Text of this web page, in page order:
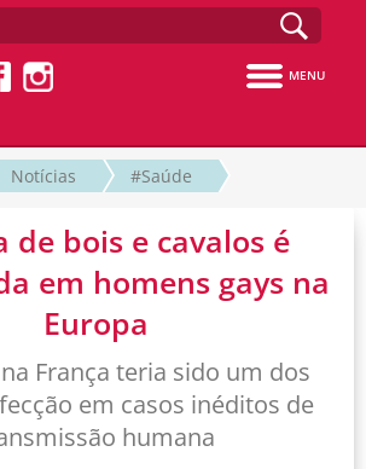
MENU
Notícias #Saúde
de bois e cavalos é
em homens gays na
Europa
França teria sido um dos
em casos inéditos de
humana